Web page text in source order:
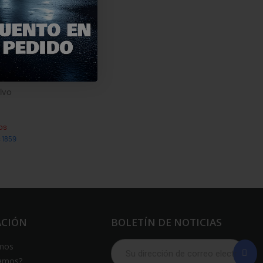
BOLETÍN DE NOTICIAS